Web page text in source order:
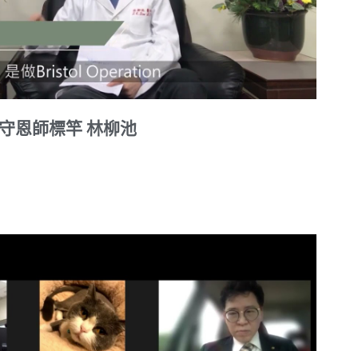
恩師標竿 林柳池